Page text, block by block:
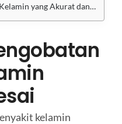
dan Efektif di Klinik Utama Sentosa
kelamin